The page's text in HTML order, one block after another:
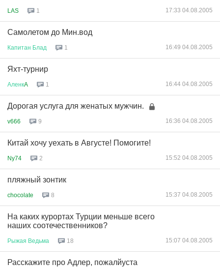
LAS 1 17:33 04.08.2005
Самолетом до Мин.вод
Капитан Блад 1 16:49 04.08.2005
Яхт-турнир
АленкA 1 16:44 04.08.2005
Дорогая услуга для женатых мужчин.
v666 9 16:36 04.08.2005
Китай хочу уехать в Августе! Помогите!
Ny74 2 15:52 04.08.2005
пляжный зонтик
chocolate 8 15:37 04.08.2005
На каких курортах Турции меньше всего
наших соотечественников?
Рыжая Ведьма 18 15:07 04.08.2005
Расскажите про Адлер, пожалйуста